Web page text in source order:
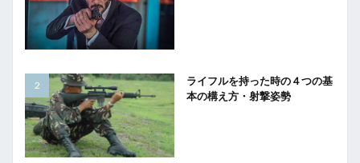
ライフルを持った時の４つの基
本の構え方・射撃姿勢